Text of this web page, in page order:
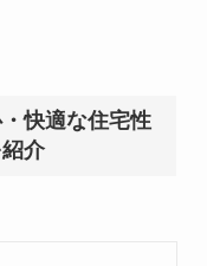
快適な住宅性
介